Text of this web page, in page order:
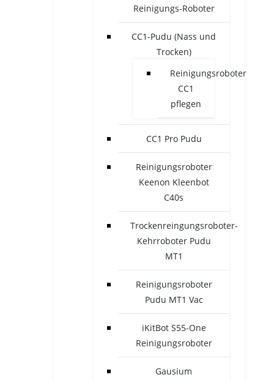
Reinigungs-Roboter
CC1-Pudu (Nass und
Trocken)
Reinigungsroboter
CC1
pflegen
CC1 Pro Pudu
Reinigungsroboter
Keenon Kleenbot
C40s
Trockenreingungsroboter-
Kehrroboter Pudu
MT1
Reinigungsroboter
Pudu MT1 Vac
iKitBot S55-One
Reinigungsroboter
Gausium